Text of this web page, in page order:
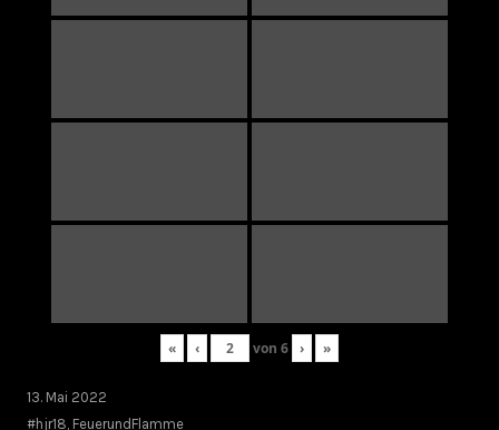
« ‹ von 6 › »
13. Mai 2022
#hjr18 FeuerundFlamme